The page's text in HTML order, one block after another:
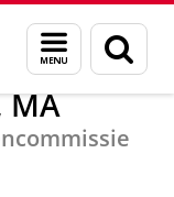
Menu
en
zoeken
MA
MA